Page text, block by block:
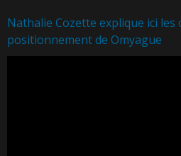
Nathalie Cozette explique ici les
positionnement de Omyague